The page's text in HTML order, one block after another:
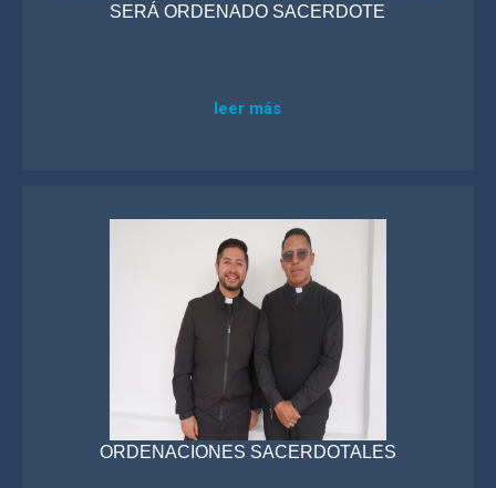
SERÁ ORDENADO SACERDOTE
leer más
ORDENACIONES SACERDOTALES